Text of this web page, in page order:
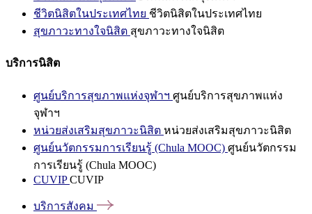
ชีวิตนิสิตในประเทศไทย ชีวิตนิสิตในประเทศไทย
สุขภาวะทางใจนิสิต สุขภาวะทางใจนิสิต
บริการนิสิต
ศูนย์บริการสุขภาพแห่งจุฬาฯ ศูนย์บริการสุขภาพแห่ง
จุฬาฯ
หน่วยส่งเสริมสุขภาวะนิสิต หน่วยส่งเสริมสุขภาวะนิสิต
ศูนย์นวัตกรรมการเรียนรู้ (Chula MOOC) ศูนย์นวัตกรรม
การเรียนรู้ (Chula MOOC)
CUVIPCUVIP
บริการสังคม